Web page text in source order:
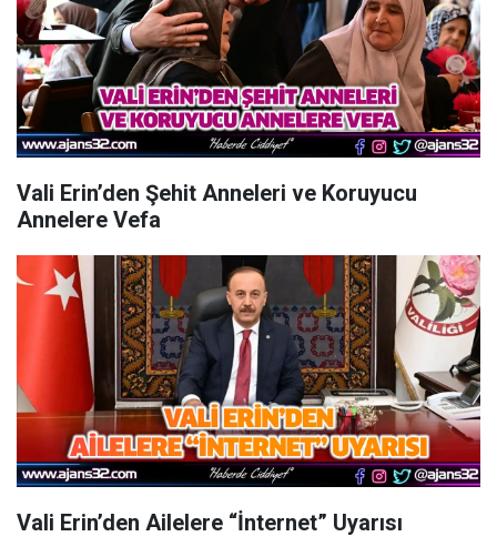
Vali Erin’den Şehit Anneleri ve Koruyucu
Annelere Vefa
Vali Erin’den Ailelere “İnternet” Uyarısı